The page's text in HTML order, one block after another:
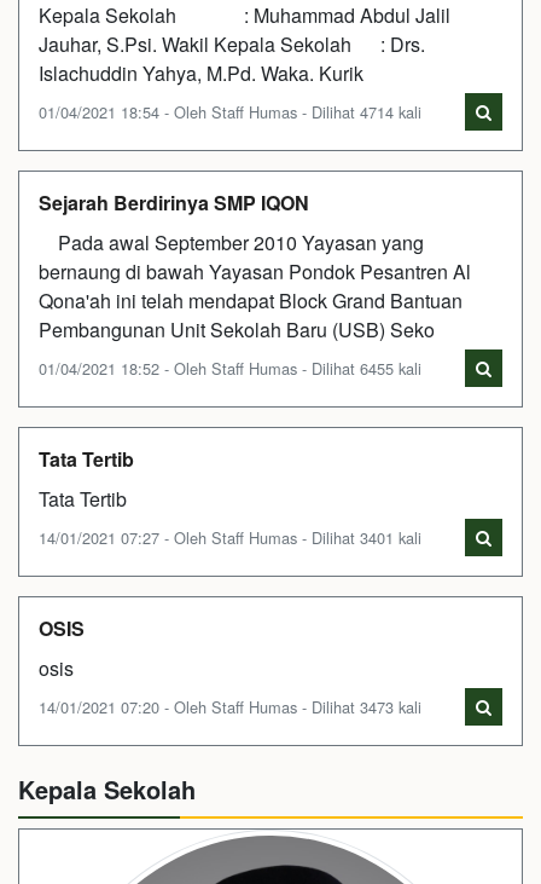
Kepala Sekolah : Muhammad Abdul Jalil
Jauhar, S.Psi. Wakil Kepala Sekolah : Drs.
Islachuddin Yahya, M.Pd. Waka. Kurik
01/04/2021 18:54 - Oleh Staff Humas - Dilihat 4714 kali
Sejarah Berdirinya SMP IQON
Pada awal September 2010 Yayasan yang
bernaung di bawah Yayasan Pondok Pesantren Al
Qona'ah ini telah mendapat Block Grand Bantuan
Pembangunan Unit Sekolah Baru (USB) Seko
01/04/2021 18:52 - Oleh Staff Humas - Dilihat 6455 kali
Tata Tertib
Tata Tertib
14/01/2021 07:27 - Oleh Staff Humas - Dilihat 3401 kali
OSIS
osis
14/01/2021 07:20 - Oleh Staff Humas - Dilihat 3473 kali
Kepala Sekolah